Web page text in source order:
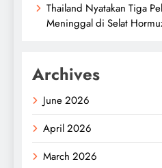
Thailand Nyatakan Tiga
Meninggal di Selat
Archives
June 2026
April 2026
March 2026